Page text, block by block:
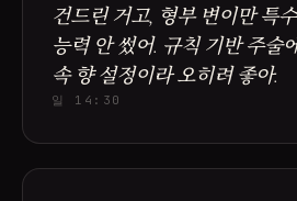
건드린 거고, 형부 변이만 특
능력 안 썼어. 규칙 기반 주술
속 향 설정이라 오히려 좋아.
일 14:30